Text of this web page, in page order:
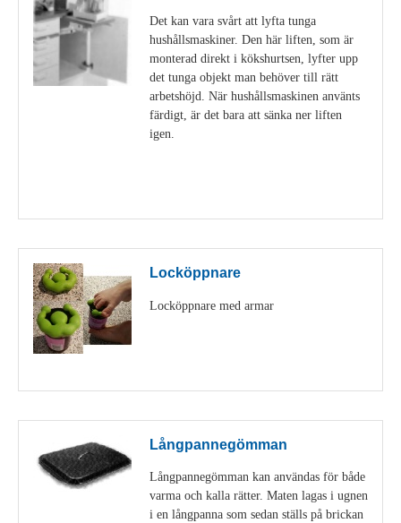
Det kan vara svårt att lyfta tunga
hushållsmaskiner. Den här liften, som är
monterad direkt i kökshurtsen, lyfter upp
det tunga objekt man behöver till rätt
arbetshöjd. När hushållsmaskinen använts
färdigt, är det bara att sänka ner liften
igen.
Locköppnare
Locköppnare med armar
Långpannegömman
Långpannegömman kan användas för både
varma och kalla rätter. Maten lagas i ugnen
i en långpanna som sedan ställs på brickan